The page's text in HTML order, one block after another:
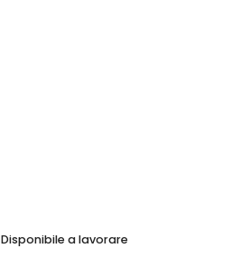
Disponibile a lavorare